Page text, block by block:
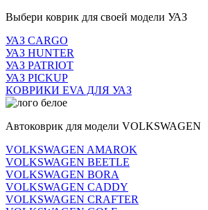
Выбери коврик для своей модели УАЗ
УАЗ CARGO
УАЗ HUNTER
УАЗ PATRIOT
УАЗ PICKUP
КОВРИКИ EVA ДЛЯ УАЗ
Автоковрик для модели VOLKSWAGEN
VOLKSWAGEN AMAROK
VOLKSWAGEN BEETLE
VOLKSWAGEN BORA
VOLKSWAGEN CADDY
VOLKSWAGEN CRAFTER